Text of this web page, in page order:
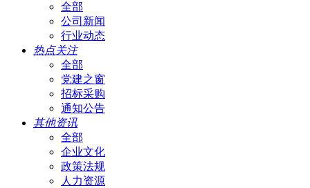
全部
公司新闻
行业动态
热点关注
全部
党建之窗
招标采购
通知公告
其他资讯
全部
企业文化
政策法规
人力资源